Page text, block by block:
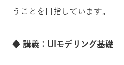
うことを目指しています。
◆ 講義：UIモデリング基礎